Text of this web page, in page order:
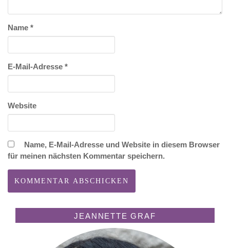
Name *
E-Mail-Adresse *
Website
Name, E-Mail-Adresse und Website in diesem Browser
für meinen nächsten Kommentar speichern.
JEANNETTE GRAF